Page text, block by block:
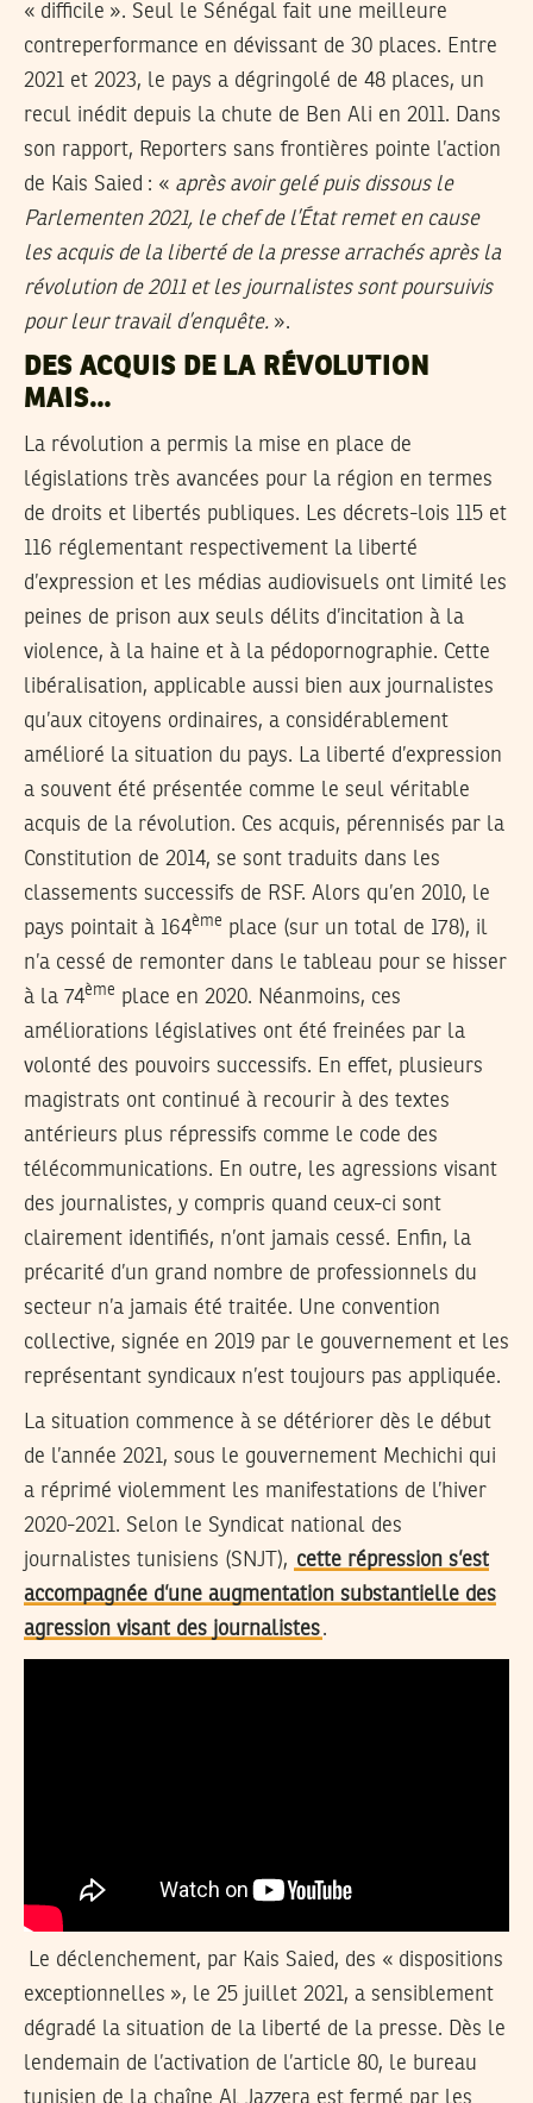
« difficile ». Seul le Sénégal fait une meilleure
contreperformance en dévissant de 30 places. Entre
2021 et 2023, le pays a dégringolé de 48 places, un
recul inédit depuis la chute de Ben Ali en 2011. Dans
son rapport, Reporters sans frontières pointe l’action
de Kais Saied : « après avoir gelé puis dissous le
Parlementen 2021, le chef de l’État remet en cause
les acquis de la liberté de la presse arrachés après la
révolution de 2011 et les journalistes sont poursuivis
pour leur travail d’enquête. ».
DES ACQUIS DE LA RÉVOLUTION
MAIS…
La révolution a permis la mise en place de
législations très avancées pour la région en termes
de droits et libertés publiques. Les décrets-lois 115 et
116 réglementant respectivement la liberté
d’expression et les médias audiovisuels ont limité les
peines de prison aux seuls délits d’incitation à la
violence, à la haine et à la pédopornographie. Cette
libéralisation, applicable aussi bien aux journalistes
qu’aux citoyens ordinaires, a considérablement
amélioré la situation du pays. La liberté d’expression
a souvent été présentée comme le seul véritable
acquis de la révolution. Ces acquis, pérennisés par la
Constitution de 2014, se sont traduits dans les
classements successifs de RSF. Alors qu’en 2010, le
pays pointait à 164ème place (sur un total de 178), il
n’a cessé de remonter dans le tableau pour se hisser
à la 74ème place en 2020. Néanmoins, ces
améliorations législatives ont été freinées par la
volonté des pouvoirs successifs. En effet, plusieurs
magistrats ont continué à recourir à des textes
antérieurs plus répressifs comme le code des
télécommunications. En outre, les agressions visant
des journalistes, y compris quand ceux-ci sont
clairement identifiés, n’ont jamais cessé. Enfin, la
précarité d’un grand nombre de professionnels du
secteur n’a jamais été traitée. Une convention
collective, signée en 2019 par le gouvernement et les
représentant syndicaux n’est toujours pas appliquée.
La situation commence à se détériorer dès le début
de l’année 2021, sous le gouvernement Mechichi qui
a réprimé violemment les manifestations de l’hiver
2020-2021. Selon le Syndicat national des
journalistes tunisiens (SNJT), cette répression s’est
accompagnée d’une augmentation substantielle des
agression visant des journalistes.
Le déclenchement, par Kais Saied, des « dispositions
exceptionnelles », le 25 juillet 2021, a sensiblement
dégradé la situation de la liberté de la presse. Dès le
lendemain de l’activation de l’article 80, le bureau
tunisien de la chaîne Al Jazzera est fermé par les